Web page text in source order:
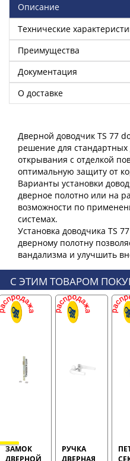
Описание
Технические
Преимущества
Документация
О доставке
Дверной доводчик TS 77
решение для стандартных
открывания с отделкой
оптимальную защиту от
Варианты установки
дверное полотно или на
возможности по
системах.
Установка доводчика TS
дверному полотну
С ЭТИМ ТОВАРОМ
ЗАМОК
ДВЕРНОЙ
РУЧКА
ДВЕРНАЯ